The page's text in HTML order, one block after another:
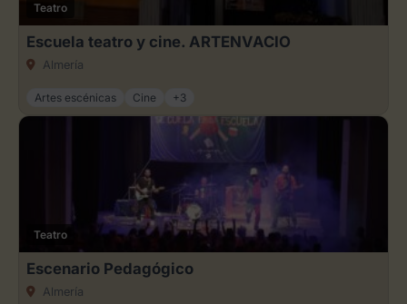
Teatro
Escuela teatro y cine. ARTENVACIO
Almería
Artes escénicas Cine +3
Teatro
Escenario Pedagógico
Almería